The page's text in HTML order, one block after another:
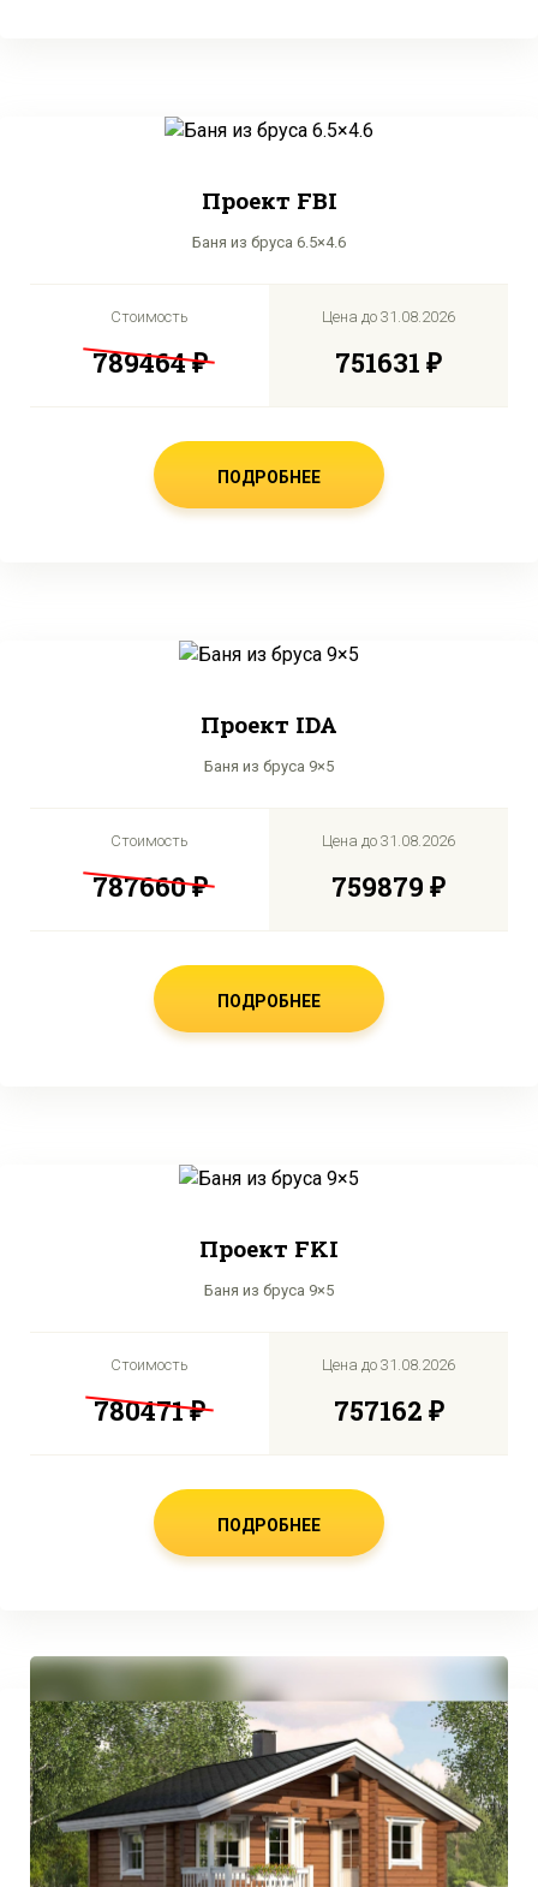
Проект FBI
Баня из бруса 6.5×4.6
Стоимость
789464 ₽
Цена до 31.08.2026
751631 ₽
ПОДРОБНЕЕ
Проект IDA
Баня из бруса 9×5
Стоимость
787660 ₽
Цена до 31.08.2026
759879 ₽
ПОДРОБНЕЕ
Проект FKI
Баня из бруса 9×5
Стоимость
780471 ₽
Цена до 31.08.2026
757162 ₽
ПОДРОБНЕЕ